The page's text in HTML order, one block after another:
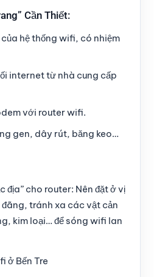
Cần Thiết:
của hệ thống wifi, có nhiệm
internet từ nhà cung cấp
với router wifi.
gen, dây rút, băng keo…
địa” cho router: Nên đặt ở vị
tránh xa các vật cản
kim loại… để sóng wifi lan